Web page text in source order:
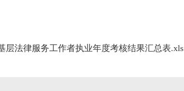
层法律服务工作者执业年度考核结果汇总表.xls